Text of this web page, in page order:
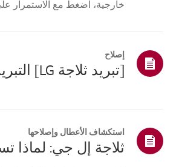
إصلاح
[تبريد ثلاجة LG] التبريد ضعيف.
استكشاف الأعطال وإصلاحها